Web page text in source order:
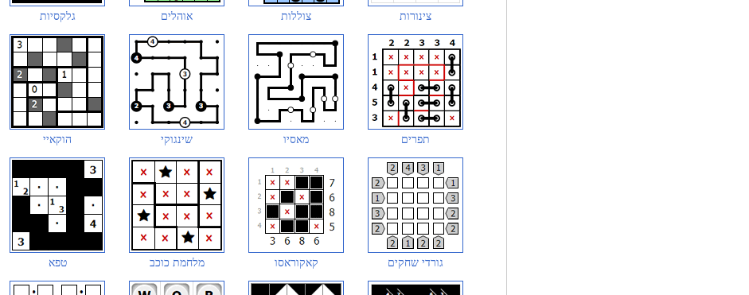
גלקסיות אוהלים צוללות צינורות
הוקאיי שינגוקי מאסיו תפרים
טפא מלחמת כוכב קאקוראסו גורדי שחקים